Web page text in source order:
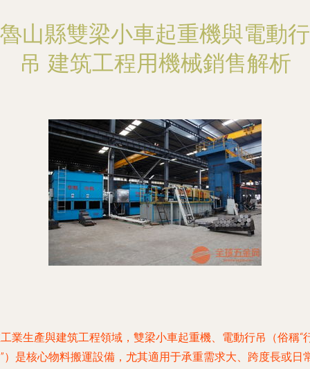
魯山縣雙梁小車起重機與電動行
吊 建筑工程用機械銷售解析
業生產與建筑工程領域，雙梁小車起重機、電動行吊（俗稱“
）是核心物料搬運設備，尤其適用于承重需求大、跨度長或日